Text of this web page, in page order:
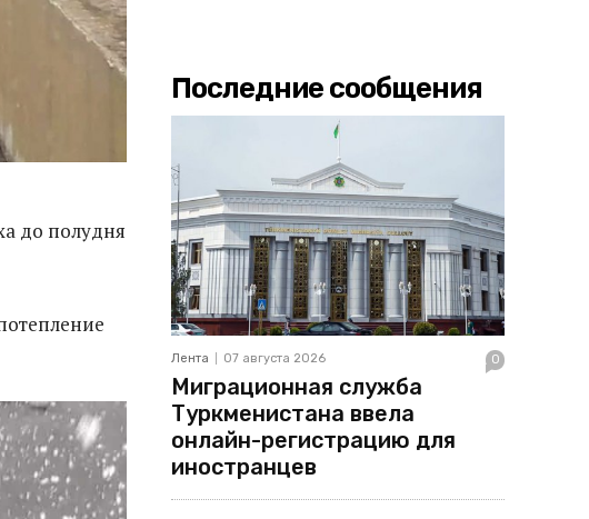
до полудня
Последние сообщения
Лента 07 августа 2026 0
Миграционная служба
Туркменистана ввела
онлайн-регистрацию для
иностранцев